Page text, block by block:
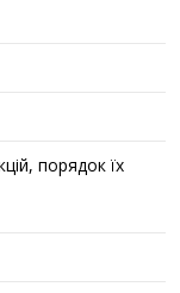
порядок їх